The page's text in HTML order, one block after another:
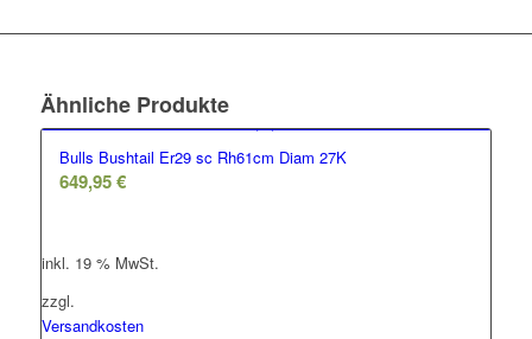
Ähnliche Produkte
Bulls Bushtail Er29 sc Rh61cm Diam 27K
649,95€
inkl. 19 % MwSt.
zzgl.
Versandkosten